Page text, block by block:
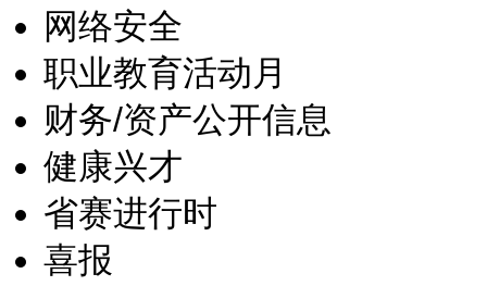
网络安全
职业教育活动月
财务/资产公开信息
健康兴才
省赛进行时
喜报